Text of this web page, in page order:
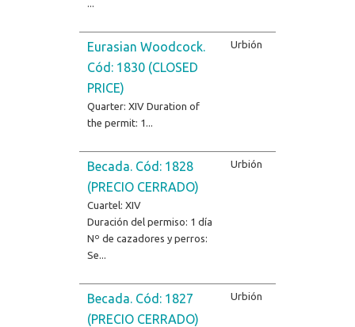
Eurasian Woodcock.
Cód: 1830 (CLOSED
PRICE)
Quarter: XIVDuration of
the permit: 1...
Urbión
Becada. Cód: 1828
(PRECIO CERRADO)
Cuartel: XIV
Duración del permiso: 1 día
Nº de cazadores y perros:
Se...
Urbión
Becada. Cód: 1827
(PRECIO CERRADO)
Urbión